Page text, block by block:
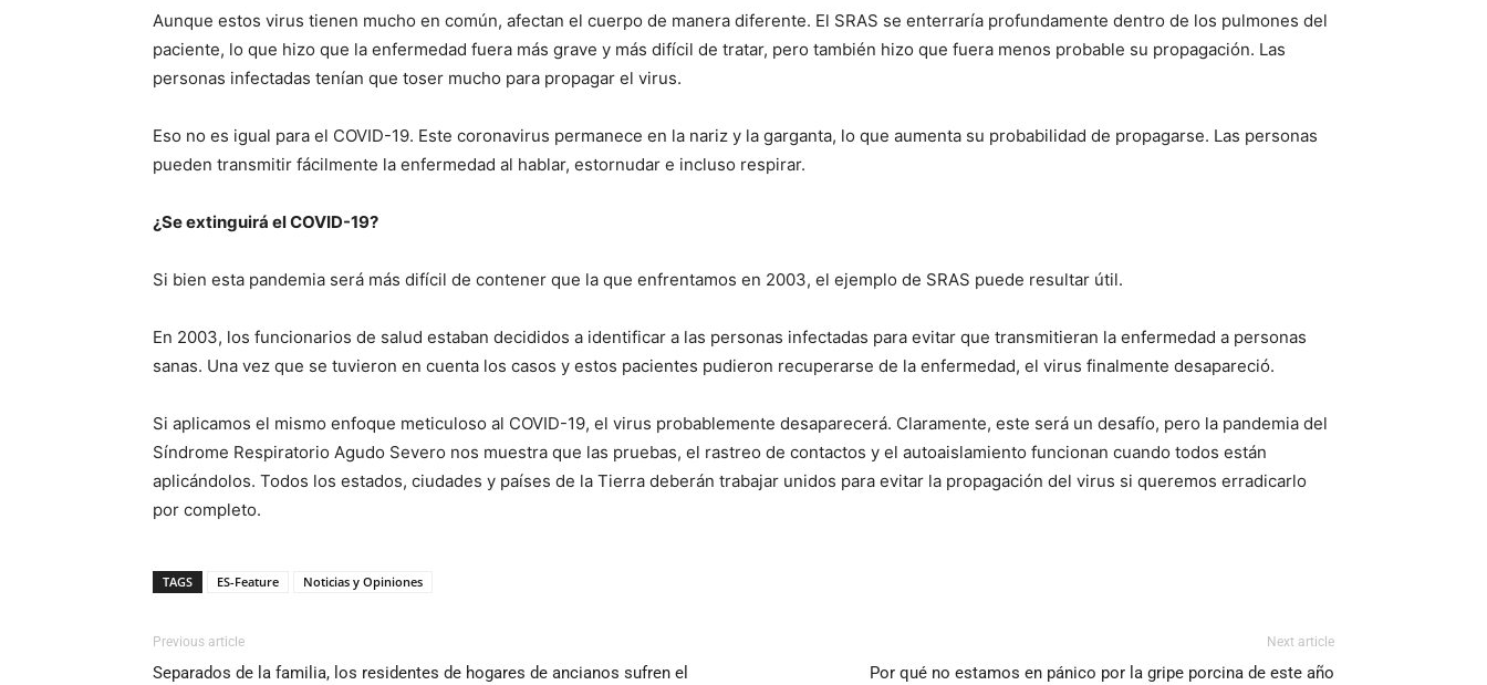
Aunque estos virus tienen mucho en común, afectan el cuerpo de manera diferente. El SRAS se enterraría profundamente dentro de los pulmones del
paciente, lo que hizo que la enfermedad fuera más grave y más difícil de tratar, pero también hizo que fuera menos probable su propagación. Las
personas infectadas tenían que toser mucho para propagar el virus.
Eso no es igual para el COVID-19. Este coronavirus permanece en la nariz y la garganta, lo que aumenta su probabilidad de propagarse. Las personas
pueden transmitir fácilmente la enfermedad al hablar, estornudar e incluso respirar.
¿Se extinguirá el COVID-19?
Si bien esta pandemia será más difícil de contener que la que enfrentamos en 2003, el ejemplo de SRAS puede resultar útil.
En 2003, los funcionarios de salud estaban decididos a identificar a las personas infectadas para evitar que transmitieran la enfermedad a personas
sanas. Una vez que se tuvieron en cuenta los casos y estos pacientes pudieron recuperarse de la enfermedad, el virus finalmente desapareció.
Si aplicamos el mismo enfoque meticuloso al COVID-19, el virus probablemente desaparecerá. Claramente, este será un desafío, pero la pandemia del
Síndrome Respiratorio Agudo Severo nos muestra que las pruebas, el rastreo de contactos y el autoaislamiento funcionan cuando todos están
aplicándolos. Todos los estados, ciudades y países de la Tierra deberán trabajar unidos para evitar la propagación del virus si queremos erradicarlo
por completo.
TAGS ES-Feature Noticias y Opiniones
Previous article
Separados de la familia, los residentes de hogares de ancianos sufren el
Next article
Por qué no estamos en pánico por la gripe porcina de este año